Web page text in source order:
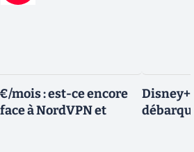
mois : est-ce encore
à NordVPN et
Disney+